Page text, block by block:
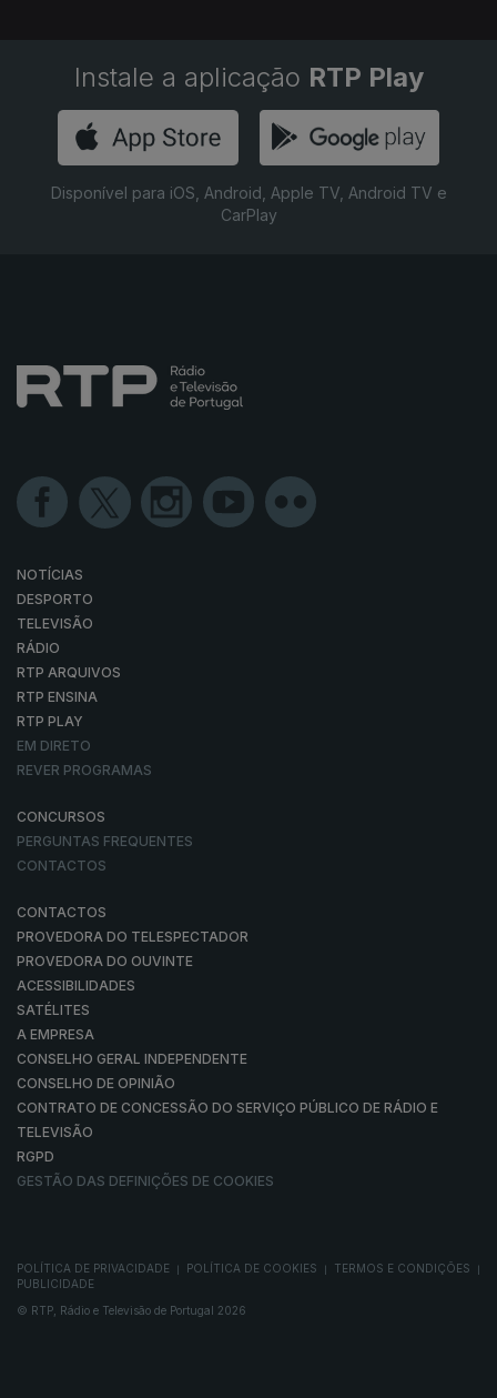
Instale a aplicação RTP Play
Disponível para iOS, Android, Apple TV, Android TV e
CarPlay
NOTÍCIAS
DESPORTO
TELEVISÃO
RÁDIO
RTP ARQUIVOS
RTP ENSINA
RTP PLAY
EM DIRETO
REVER PROGRAMAS
CONCURSOS
PERGUNTAS FREQUENTES
CONTACTOS
CONTACTOS
PROVEDORA DO TELESPECTADOR
PROVEDORA DO OUVINTE
ACESSIBILIDADES
SATÉLITES
A EMPRESA
CONSELHO GERAL INDEPENDENTE
CONSELHO DE OPINIÃO
CONTRATO DE CONCESSÃO DO SERVIÇO PÚBLICO DE RÁDIO E
TELEVISÃO
RGPD
GESTÃO DAS DEFINIÇÕES DE COOKIES
POLÍTICA DE PRIVACIDADE POLÍTICA DE COOKIES TERMOS E CONDIÇÕES
PUBLICIDADE
© RTP, Rádio e Televisão de Portugal 2026